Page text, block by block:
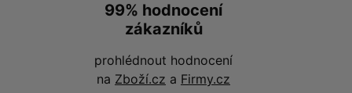
99% hodnocení
zákazníků
prohlédnout hodnocení
na Zboží.cz a Firmy.cz